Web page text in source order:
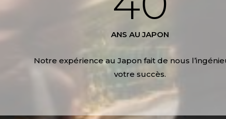
ANS AU JAPON
Notre expérience au Japon fait de nous
votre succès.